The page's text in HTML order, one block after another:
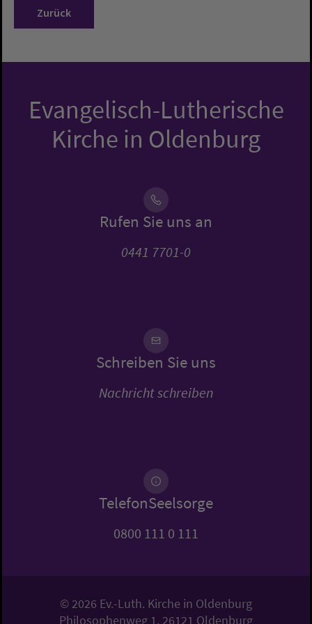
Zurück
Evangelisch-Lutherische
Kirche in Oldenburg
Rufen Sie uns an
0441 7701-0
Schreiben Sie uns
Nachricht schreiben
TelefonSeelsorge
0800 111 0 111
© 2026 Ev.-Luth. Kirche in Oldenburg
Philosophenweg 1, 26121 Oldenburg